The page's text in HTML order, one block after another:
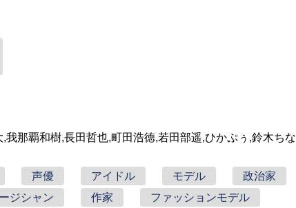
那覇和樹,長田哲也,町田浩徳,若田部遥,ひかぷぅ,鈴木ちな
声優 アイドル モデル
政治家
ジシャン 作家
ファッションモデル